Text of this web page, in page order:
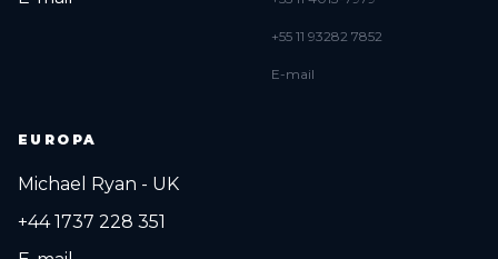
+55 11 93282 7852
E-mail
EUROPA
Michael Ryan - UK
+44 1737 228 351